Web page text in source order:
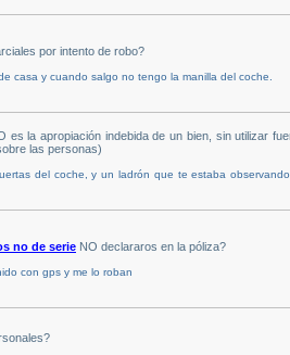
por intento de robo?
casa y cuando salgo no tengo la manilla del coche.
es la apropiación indebida de un bien, sin utilizar
las personas)
del coche, y un ladrón que te estaba
no de serie NO declararos en la póliza?
con gps y me lo roban